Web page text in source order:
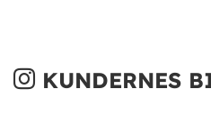
KUNDERNES